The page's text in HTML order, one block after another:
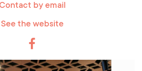
by email
See the website